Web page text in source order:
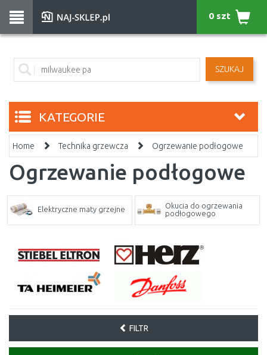
SZUKAJ
0 szt
KATEGORIE
Home Technika grzewcza Ogrzewanie podłogowe
Ogrzewanie podłogowe
Elektryczne maty grzejne
Okucia do ogrzewania
podłogowego
FILTR